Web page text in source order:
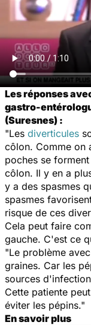
Les réponses
gastro-
(Suresnes) :
"Les diverticules
côlon. Comme on
poches se
côlon. Il y en a
y a des spasmes
spasmes
risque de ces
Cela peut faire
gauche. C'est ce
"Le problème
graines. Car les
sources
Cette patiente
éviter les pépins."
En savoir plus